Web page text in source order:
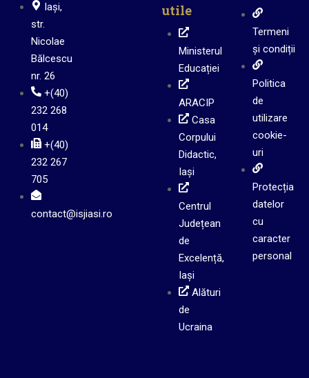
Iași,
str.
Nicolae
Bălcescu
nr. 26
+(40)
232 268
014
+(40)
232 267
705
contact@isjiasi.ro
utile
Ministerul
Educației
ARACIP
Casa
Corpului
Didactic,
Iași
Centrul
Județean
de
Excelență,
Iași
Alături
de
Ucraina
Termeni
și condiții
Politica
de
utilizare
cookie-
uri
Protecția
datelor
cu
caracter
personal